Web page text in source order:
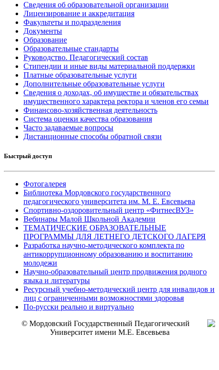
Сведения об образовательной организации
Лицензирование и аккредитация
Факультеты и подразделения
Документы
Образование
Образовательные стандарты
Руководство. Педагогический состав
Стипендии и иные виды материальной поддержки
Платные образовательные услуги
Дополнительные образовательные услуги
Сведения о доходах, об имуществе и обязательствах
имущественного характера ректора и членов его семьи
Финансово-хозяйственная деятельность
Система оценки качества образования
Часто задаваемые вопросы
Дистанционные способы обратной связи
Быстрый доступ
Фотогалерея
Библиотека Мордовского государственного
педагогического университета им. М. Е. Евсевьева
Спортивно-оздоровительный центр «ФитнесВУЗ»
Вебинары Малой Школьной Академии
ТЕМАТИЧЕСКИЕ ОБРАЗОВАТЕЛЬНЫЕ
ПРОГРАММЫ ДЛЯ ЛЕТНЕГО ДЕТСКОГО ЛАГЕРЯ
Разработка научно-методического комплекта по
антикоррупционному образованию и воспитанию
молодежи
Научно-образовательный центр продвижения родного
языка и литературы
Ресурсный учебно-методический центр для инвалидов и
лиц с ограниченными возможностями здоровья
По-русски реально и виртуально
© Мордовский Государственный Педагогический
Университет имени М.Е. Евсевьева